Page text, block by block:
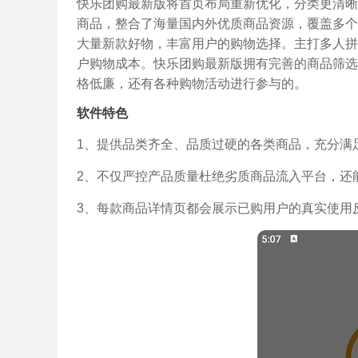
快乐团购最新版将首页布局重新优化，分类更清
商品，整合了海量国内外优质商品资源，覆盖多
大量新款好物，丰富用户的购物选择。主打多人
户购物成本。快乐团购最新版拥有完善的商品筛
格低廉，还有各种购物活动进行参与的。
软件特色
1、提供品类齐全、品质过硬的各类商品，充分
2、不仅严控产品质量杜绝劣质商品流入平台，
3、每款商品详情页都会展示已购用户的真实使